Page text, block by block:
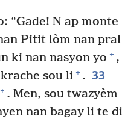
“Gade! N ap monte
Pitit lòm nan pral
ki nan nasyon yo + ,
sou li + . 33
+ . Men, sou twazyèm
nan bagay li te di